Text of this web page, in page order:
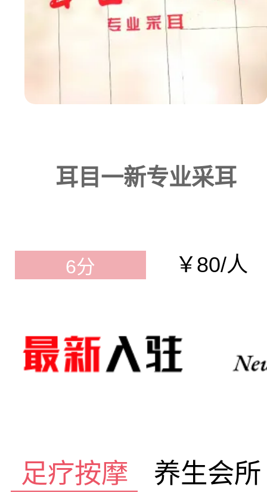
耳目一新专业采耳
6分 ￥80/人
足疗按摩 养生会所